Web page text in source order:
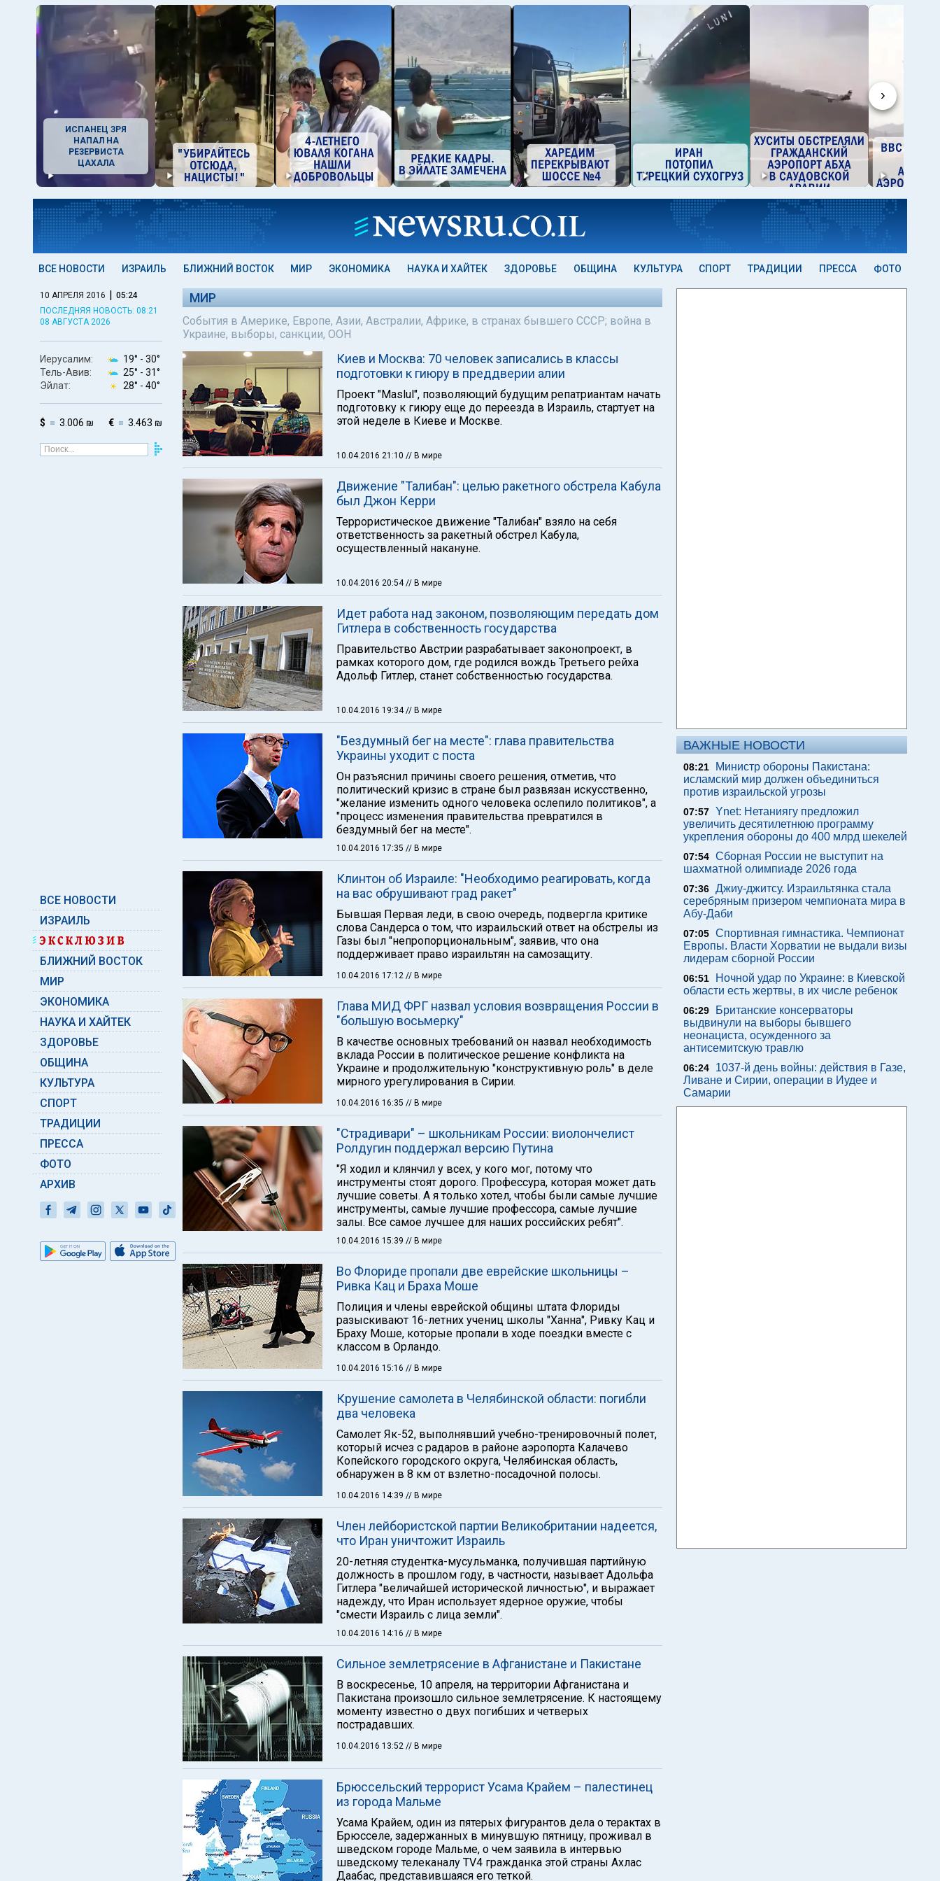
›
ИСПАНЕЦ ЗРЯ
НАПАЛ НА
РЕЗЕРВИСТА
ЦАХАЛА
ВСЕ НОВОСТИ ИЗРАИЛЬ БЛИЖНИЙ ВОСТОК МИР ЭКОНОМИКА НАУКА И ХАЙТЕК ЗДОРОВЬЕ ОБЩИНА КУЛЬТУРА СПОРТ ТРАДИЦИИ ПРЕССА ФОТО
10 АПРЕЛЯ 2016 | 05:24
ПОСЛЕДНЯЯ НОВОСТЬ: 08:21
08 АВГУСТА 2026
Иерусалим: 19° - 30°
Тель-Авив:
25° - 31°
Эйлат:
28° - 40°
$ 3.006 ₪ € 3.463 ₪
ВСЕ НОВОСТИ
ИЗРАИЛЬ
БЛИЖНИЙ ВОСТОК
МИР
ЭКОНОМИКА
НАУКА И ХАЙТЕК
ЗДОРОВЬЕ
ОБЩИНА
КУЛЬТУРА
СПОРТ
ТРАДИЦИИ
ПРЕССА
ФОТО
АРХИВ
МИР
События в Америке, Европе, Азии, Австралии, Африке, в странах бывшего СССР; война в
Украине, выборы, санкции, ООН
Киев и Москва: 70 человек записались в классы
подготовки к гиюру в преддверии алии
Проект "Maslul", позволяющий будущим репатриантам начать
подготовку к гиюру еще до переезда в Израиль, стартует на
этой неделе в Киеве и Москве.
10.04.2016 21:10 // В мире
Движение "Талибан": целью ракетного обстрела Кабула
был Джон Керри
Террористическое движение "Талибан" взяло на себя
ответственность за ракетный обстрел Кабула,
осуществленный накануне.
10.04.2016 20:54// В мире
Идет работа над законом, позволяющим передать дом
Гитлера в собственность государства
Правительство Австрии разрабатывает законопроект, в
рамках которого дом, где родился вождь Третьего рейха
Адольф Гитлер, станет собственностью государства.
10.04.2016 19:34// В мире
"Бездумный бег на месте": глава правительства
Украины уходит с поста
Он разъяснил причины своего решения, отметив, что
политический кризис в стране был развязан искусственно,
"желание изменить одного человека ослепило политиков", а
"процесс изменения правительства превратился в
бездумный бег на месте".
10.04.2016 17:35 // В мире
Клинтон об Израиле: "Необходимо реагировать, когда
на вас обрушивают град ракет"
Бывшая Первая леди, в свою очередь, подвергла критике
слова Сандерса о том, что израильский ответ на обстрелы из
Газы был "непропорциональным", заявив, что она
поддерживает право израильтян на самозащиту.
10.04.2016 17:12 // В мире
Глава МИД ФРГ назвал условия возвращения России в
"большую восьмерку"
В качестве основных требований он назвал необходимость
вклада России в политическое решение конфликта на
Украине и продолжительную "конструктивную роль" в деле
мирного урегулирования в Сирии.
10.04.2016 16:35 // В мире
"Страдивари" – школьникам России: виолончелист
Ролдугин поддержал версию Путина
"Я ходил и клянчил у всех, у кого мог, потому что
инструменты стоят дорого. Профессура, которая может дать
лучшие советы. А я только хотел, чтобы были самые лучшие
инструменты, самые лучшие профессора, самые лучшие
залы. Все самое лучшее для наших российских ребят".
10.04.2016 15:39 // В мире
Во Флориде пропали две еврейские школьницы –
Ривка Кац и Браха Моше
Полиция и члены еврейской общины штата Флориды
разыскивают 16-летних учениц школы "Ханна", Ривку Кац и
Браху Моше, которые пропали в ходе поездки вместе с
классом в Орландо.
10.04.2016 15:16 // В мире
Крушение самолета в Челябинской области: погибли
два человека
Самолет Як-52, выполнявший учебно-тренировочный полет,
который исчез с радаров в районе аэропорта Калачево
Копейского городского округа, Челябинская область,
обнаружен в 8 км от взлетно-посадочной полосы.
10.04.2016 14:39 // В мире
Член лейбористской партии Великобритании надеется,
что Иран уничтожит Израиль
20-летняя студентка-мусульманка, получившая партийную
должность в прошлом году, в частности, называет Адольфа
Гитлера "величайшей исторической личностью", и выражает
надежду, что Иран использует ядерное оружие, чтобы
"смести Израиль с лица земли".
10.04.2016 14:16 // В мире
Сильное землетрясение в Афганистане и Пакистане
В воскресенье, 10 апреля, на территории Афганистана и
Пакистана произошло сильное землетрясение. К настоящему
моменту известно о двух погибших и четверых
пострадавших.
10.04.2016 13:52 // В мире
Брюссельский террорист Усама Крайем – палестинец
из города Мальме
Усама Крайем, один из пятерых фигурантов дела о терактах в
Брюсселе, задержанных в минувшую пятницу, проживал в
шведском городе Мальме, о чем заявила в интервью
шведскому телеканалу TV4 гражданка этой страны Ахлас
Даабас, представившаяся его теткой.
ВАЖНЫЕ НОВОСТИ
08:21
Министр обороны Пакистана:
исламский мир должен объединиться
против израильской угрозы
07:57 Ynet: Нетаниягу предложил
увеличить десятилетнюю программу
укрепления обороны до 400 млрд шекелей
07:54 Сборная России не выступит на
шахматной олимпиаде 2026 года
07:36 Джиу-джитсу. Израильтянка стала
серебряным призером чемпионата мира в
Абу-Даби
07:05 Спортивная гимнастика. Чемпионат
Европы. Власти Хорватии не выдали визы
лидерам сборной России
06:51
Ночной удар по Украине: в Киевской
области есть жертвы, в их числе ребенок
06:29
Британские консерваторы
выдвинули на выборы бывшего
неонациста, осужденного за
антисемитскую травлю
06:24
1037-й день войны: действия в Газе,
Ливане и Сирии, операции в Иудее и
Самарии